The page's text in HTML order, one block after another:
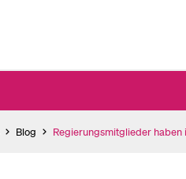
Blog Regierungsmitglieder